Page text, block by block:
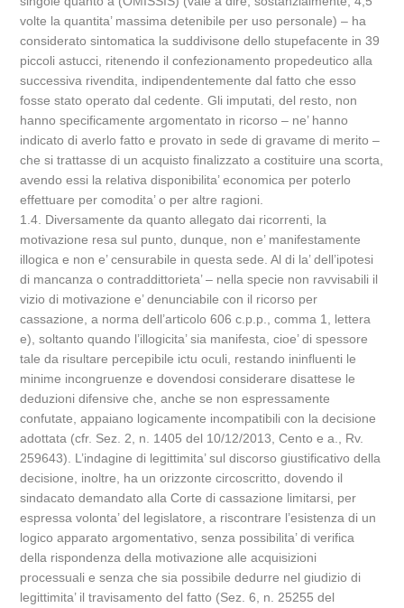
volte la quantita’ massima detenibile per uso personale) – ha
considerato sintomatica la suddivisone dello stupefacente in 39
piccoli astucci, ritenendo il confezionamento propedeutico alla
successiva rivendita, indipendentemente dal fatto che esso
fosse stato operato dal cedente. Gli imputati, del resto, non
hanno specificamente argomentato in ricorso – ne’ hanno
indicato di averlo fatto e provato in sede di gravame di merito –
che si trattasse di un acquisto finalizzato a costituire una scorta,
avendo essi la relativa disponibilita’ economica per poterlo
effettuare per comodita’ o per altre ragioni.
1.4. Diversamente da quanto allegato dai ricorrenti, la
motivazione resa sul punto, dunque, non e’ manifestamente
illogica e non e’ censurabile in questa sede. Al di la’ dell’ipotesi
di mancanza o contraddittorieta’ – nella specie non ravvisabili il
vizio di motivazione e’ denunciabile con il ricorso per
cassazione, a norma dell’articolo 606 c.p.p., comma 1, lettera
e), soltanto quando l’illogicita’ sia manifesta, cioe’ di spessore
tale da risultare percepibile ictu oculi, restando ininfluenti le
minime incongruenze e dovendosi considerare disattese le
deduzioni difensive che, anche se non espressamente
confutate, appaiano logicamente incompatibili con la decisione
adottata (cfr. Sez. 2, n. 1405 del 10/12/2013, Cento e a., Rv.
259643). L’indagine di legittimita’ sul discorso giustificativo della
decisione, inoltre, ha un orizzonte circoscritto, dovendo il
sindacato demandato alla Corte di cassazione limitarsi, per
espressa volonta’ del legislatore, a riscontrare l’esistenza di un
logico apparato argomentativo, senza possibilita’ di verifica
della rispondenza della motivazione alle acquisizioni
processuali e senza che sia possibile dedurre nel giudizio di
legittimita’ il travisamento del fatto (Sez. 6, n. 25255 del